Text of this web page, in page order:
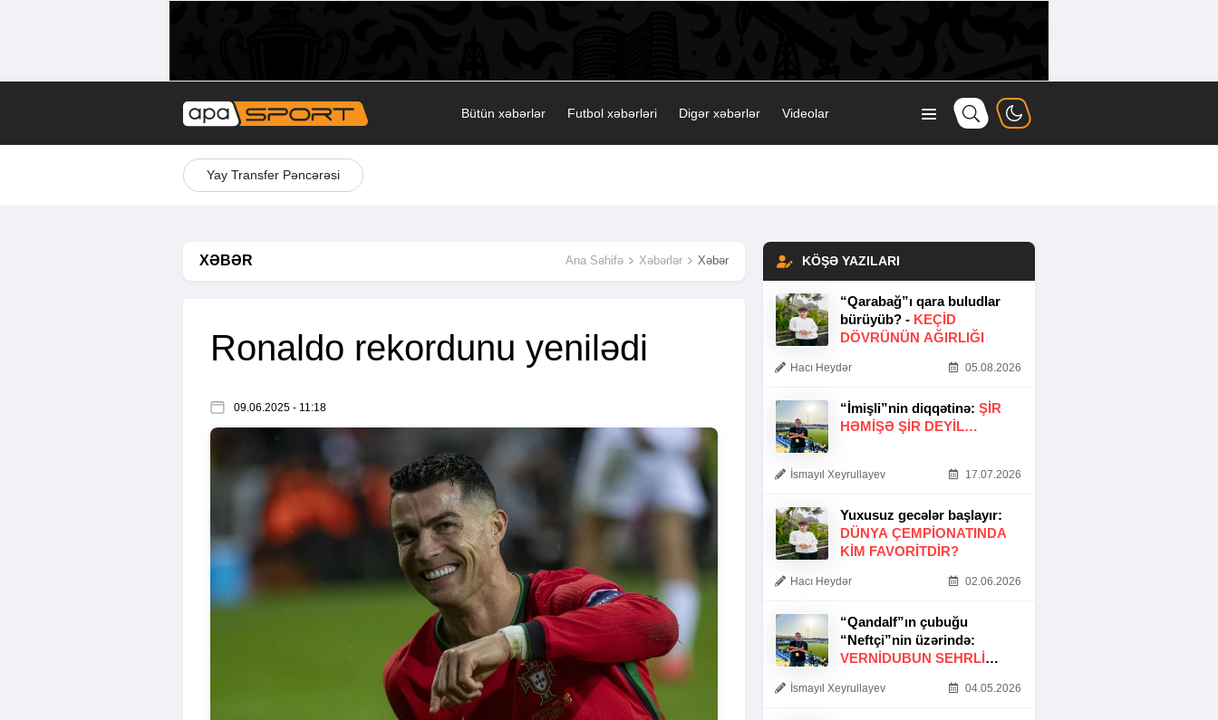
Bütün xəbərlər Futbol xəbərləri Digər xəbərlər Videolar
Yay Transfer Pəncərəsi
XƏBƏR Ana Səhifə Xəbərlər Xəbər
Ronaldo rekordunu yenilədi
09.06.2025 - 11:18
KÖŞƏ YAZILARI
“Qarabağ”ı qara buludlar
bürüyüb? - KEÇID
DÖVRÜNÜN AĞIRLIĞI
Hacı Heydər 05.08.2026
“İmişli”nin diqqətinə: ŞIR
HƏMIŞƏ ŞIR DEYIL…
İsmayıl Xeyrullayev 17.07.2026
Yuxusuz gecələr başlayır:
DÜNYA ÇEMPIONATINDA
KIM FAVORITDIR?
Hacı Heydər 02.06.2026
“Qandalf”ın çubuğu
“Neftçi”nin üzərində:
VERNİDUBUN SEHRLİ
İsmayıl Xeyrullayev 04.05.2026